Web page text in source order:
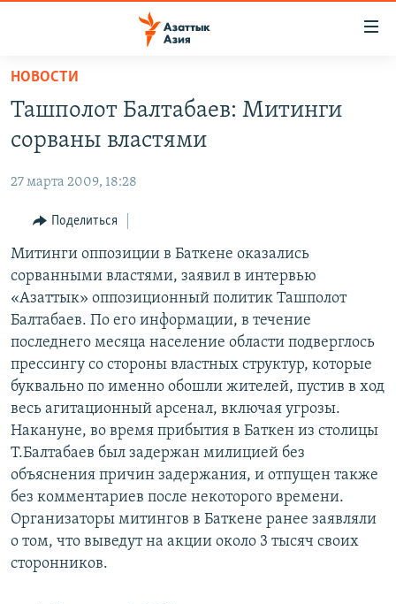
Вернуться
основному
содержанию
Вернутся
навигации
Вернутся
поиску
УЗБЕКИСТАН
ТАДЖИКИСТАН
ВОЙНА В УКРАИНЕ
НА ДРУГИХ ЯЗЫКАХ
ҚАЗАҚША
КЫРГЫЗЧА
ТОҶИКӢ
TÜRKMENÇE
Все сайты РСЕ/РС
НОВОСТИ
Ташполот Балтабаев: Митинги
сорваны властями
27 марта 2009, 18:28
Поделиться
Митинги оппозиции в Баткене оказались
сорванными властями, заявил в интервью
«Азаттык» оппозиционный политик Ташполот
Балтабаев. По его информации, в течение
последнего месяца население области подверглось
прессингу со стороны властных структур, которые
буквально по именно обошли жителей, пустив в ход
весь агитационный арсенал, включая угрозы.
Накануне, во время прибытия в Баткен из столицы
Т.Балтабаев был задержан милицией без
объяснения причин задержания, и отпущен также
без комментариев после некоторого времени.
Организаторы митингов в Баткене ранее заявляли
о том, что выведут на акции около 3 тысяч своих
сторонников.